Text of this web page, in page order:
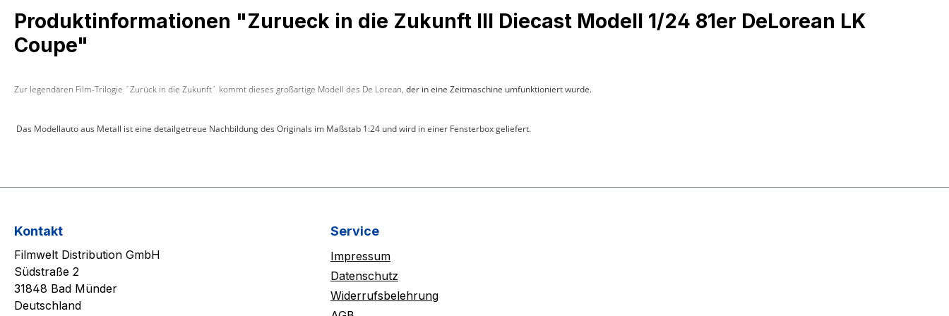
Produktinformationen "Zurueck in die Zukunft III Diecast Modell 1/24 81er DeLorean LK
Coupe"
Zur legendären Film-Trilogie ´Zurück in die Zukunft´ kommt dieses großartige Modell des De Lorean, der in eine Zeitmaschine umfunktioniert wurde.
Das Modellauto aus Metall ist eine detailgetreue Nachbildung des Originals im Maßstab 1:24 und wird in einer Fensterbox geliefert.
Kontakt
Filmwelt Distribution GmbH
Südstraße 2
31848 Bad Münder
Deutschland
Service
Impressum
Datenschutz
Widerrufsbelehrung